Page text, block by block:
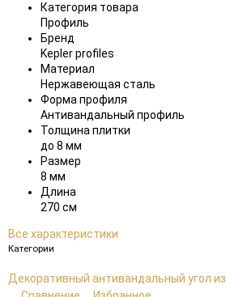
Категория товара
Профиль
Бренд
Kepler profiles
Материал
Нержавеющая сталь
Форма профиля
Антивандальный профиль
Толщина плитки
до 8 мм
Размер
8 мм
Длина
270 см
Все характеристики
Категории
Декоративный антивандальный угол